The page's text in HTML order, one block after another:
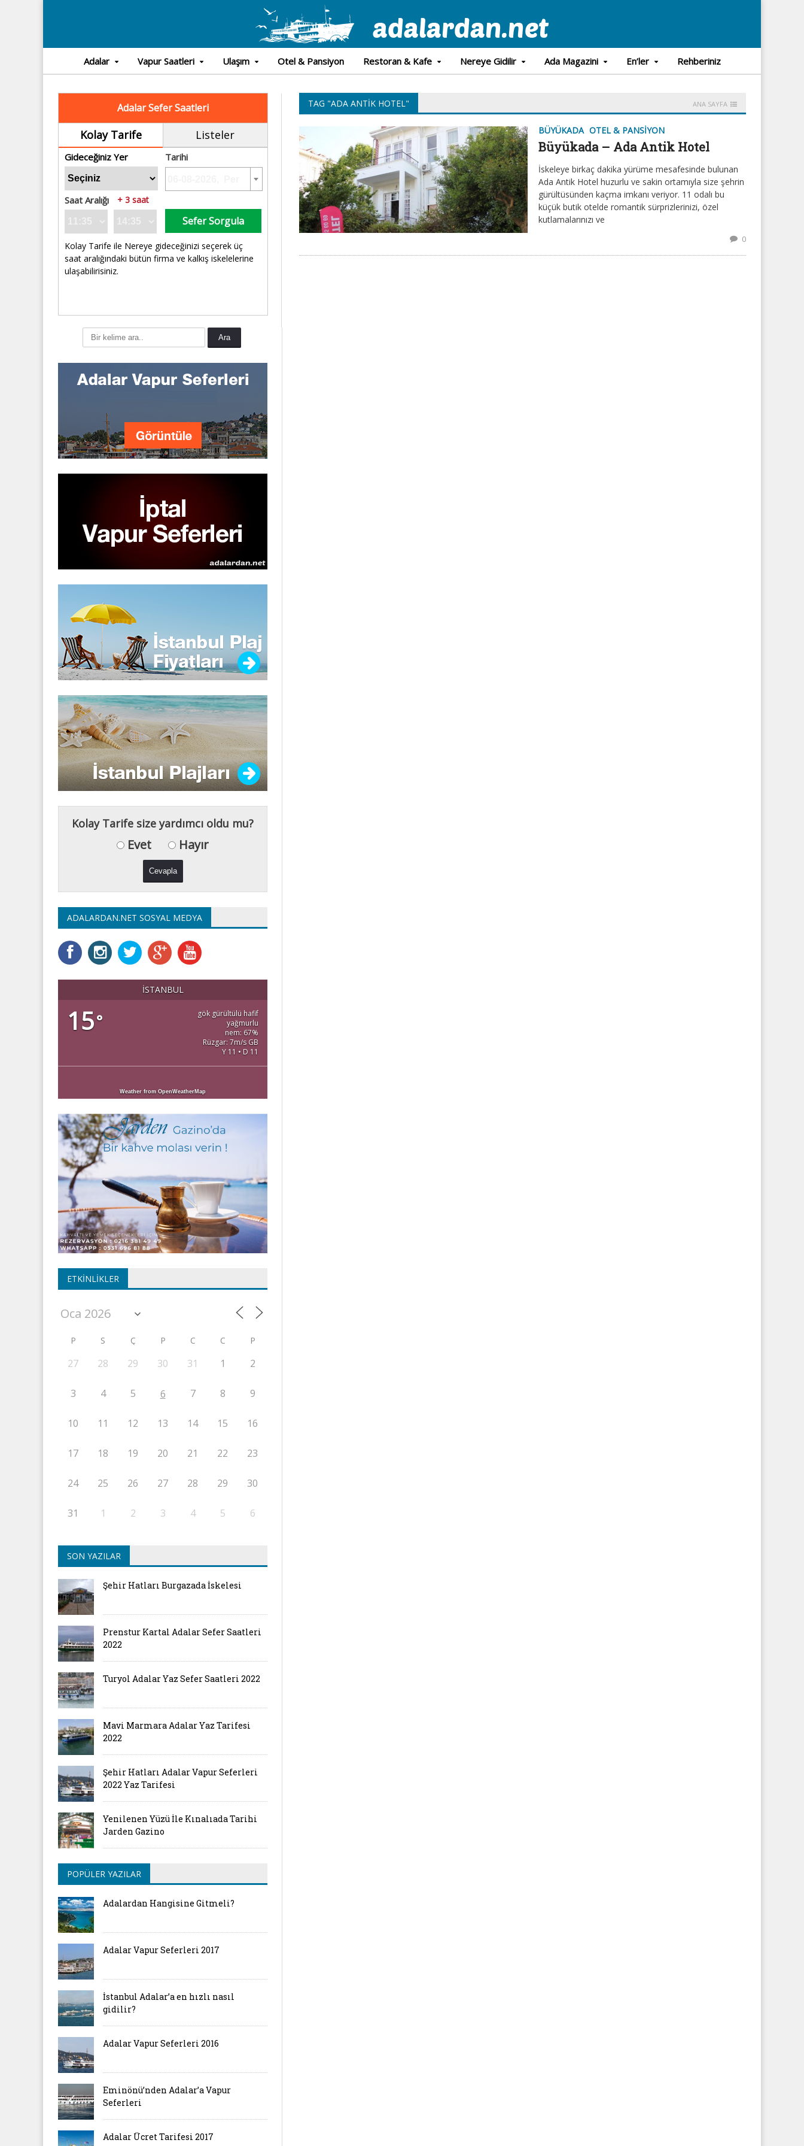
Adalar Vapur Saatleri Ulaşım Otel & Pansiyon Restoran & Kafe Nereye Gidilir Ada Magazini En’ler Rehberiniz
Adalar Sefer Saatleri
Kolay Tarife Listeler
Gideceğiniz Yer Tarihi
Saat Aralığı + 3 saat
Sefer Sorgula
Kolay Tarife ile Nereye gideceğinizi seçerek üç
saat aralığındaki bütün firma ve kalkış iskelelerine
ulaşabilirisiniz.
TAG "ADA ANTIK HOTEL" ANA SAYFA
BÜYÜKADA OTEL & PANSIYON
Büyükada – Ada Antik Hotel
İskeleye birkaç dakika yürüme mesafesinde bulunan
Ada Antik Hotel huzurlu ve sakin ortamıyla size şehrin
gürültüsünden kaçma imkanı veriyor. 11 odalı bu
küçük butik otelde romantik sürprizlerinizi, özel
kutlamalarınızı ve
0
Kolay Tarife size yardımcı oldu mu?
Evet Hayır
ADALARDAN.NET SOSYAL MEDYA
İSTANBUL
15°
gök gürültülü hafif
yağmurlu
nem: 67%
Rüzgar: 7m/s GB
Y 11 • D 11
Weather from OpenWeatherMap
ETKINLIKLER
P S Ç P C C P
27 28 29 30 31 1 2
3 4 5 6 7 8 9
10 11 12 13 14 15 16
17 18 19 20 21 22 23
24 25 26 27 28 29 30
31 1 2 3 4 5 6
SON YAZILAR
Şehir Hatları Burgazada İskelesi
Prenstur Kartal Adalar Sefer Saatleri
2022
Turyol Adalar Yaz Sefer Saatleri 2022
Mavi Marmara Adalar Yaz Tarifesi
2022
Şehir Hatları Adalar Vapur Seferleri
2022 Yaz Tarifesi
Yenilenen Yüzü İle Kınalıada Tarihi
Jarden Gazino
POPÜLER YAZILAR
Adalardan Hangisine Gitmeli?
Adalar Vapur Seferleri 2017
İstanbul Adalar’a en hızlı nasıl
gidilir?
Adalar Vapur Seferleri 2016
Eminönü’nden Adalar’a Vapur
Seferleri
Adalar Ücret Tarifesi 2017